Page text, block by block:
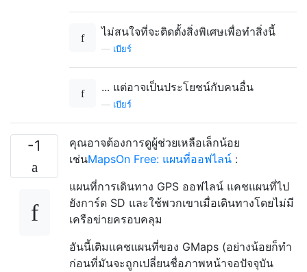
ไม่สนใจที่จะติดตั้งสิ่งพิเศษเพื่อทำสิ่งนี้
เบียร์
... แต่อาจเป็นประโยชน์กับคนอื่น
เบียร์
-1
คุณอาจต้องการดูผู้ช่วยเหลือเล็กน้อย
เช่นMapsOn Free: แผนที่ออฟไลน์ :
แผนที่การเดินทาง GPS ออฟไลน์ แคชแผนที่ไป
ยังการ์ด SD และใช้พวกเขาเมื่อเดินทางโดยไม่มี
เครือข่ายครอบคลุม
อันนี้เติมแคชแผนที่ของ GMaps (อย่างน้อยก็ทำ
ก่อนที่มันจะถูกเปลี่ยนชื่อภาพหน้าจอปัจจุบัน